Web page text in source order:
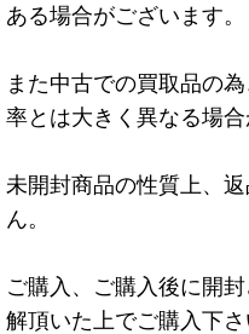
ある場合がございます。
また中古での買取品の
率とは大きく異なる場合
未開封商品の性質上、
ん。
ご購入、ご購入後に開
解頂いた上でご購入下さ